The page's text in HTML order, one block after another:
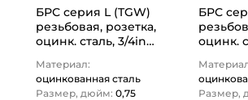
БРС серия L (TGW)
резьбовая, розетка,
оцинк. сталь, 3/4in
Материал:
оцинкованная сталь
Размер, дюйм: 0,75
БРС
оцинк.
Размер,